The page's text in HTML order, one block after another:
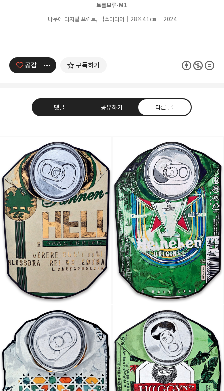
트롤브루-M1
나무에 디지털 프린트, 믹스미디어 ｜28×41㎝ 2024
공감 구독하기
댓글 공유하기 다른 글
Artist Ock Jinhwa ｜옥진화 작가
Ock Jinhwa｜Ock Jin-hwa｜Artist｜Korea｜옥진화
｜Pop art｜Print｜Digital｜NFT
구독하기
카카오톡 라인 트위터
밴드 네이버 블로그 Pocket